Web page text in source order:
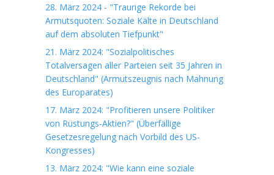
28. März 2024 - "Traurige Rekorde bei
Armutsquoten: Soziale Kälte in Deutschland
auf dem absoluten Tiefpunkt"
21. März 2024: "Sozialpolitisches
Totalversagen aller Parteien seit 35 Jahren in
Deutschland" (Armutszeugnis nach Mahnung
des Europarates)
17. März 2024: "Profitieren unsere Politiker
von Rüstungs-Aktien?" (Überfällige
Gesetzesregelung nach Vorbild des US-
Kongresses)
13. März 2024: "Wie kann eine soziale